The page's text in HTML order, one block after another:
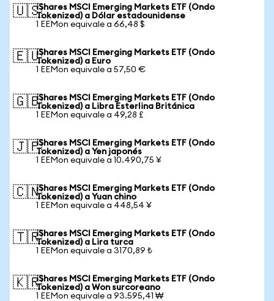
🇺🇸iShares MSCI Emerging Markets ETF (Ondo
Tokenized) a Dólar estadounidense
1 EEMon equivale a 66,48 $
🇪🇺iShares MSCI Emerging Markets ETF (Ondo
Tokenized) a Euro
1 EEMon equivale a 57,50 €
🇬🇧iShares MSCI Emerging Markets ETF (Ondo
Tokenized) a Libra Esterlina Británica
1 EEMon equivale a 49,28 £
🇯🇵iShares MSCI Emerging Markets ETF (Ondo
Tokenized) a Yen japonés
1 EEMon equivale a 10.490,75 ¥
🇨🇳iShares MSCI Emerging Markets ETF (Ondo
Tokenized) a Yuan chino
1 EEMon equivale a 448,54 ¥
🇹🇷iShares MSCI Emerging Markets ETF (Ondo
Tokenized) a Lira turca
1 EEMon equivale a 3170,89 ₺
🇰🇷iShares MSCI Emerging Markets ETF (Ondo
Tokenized) a Won surcoreano
1 EEMon equivale a 93.595,41 ₩